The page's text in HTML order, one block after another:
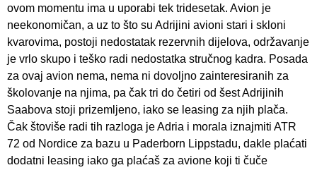
ovom momentu ima u uporabi tek tridesetak. Avion je
neekonomičan, a uz to što su Adrijini avioni stari i skloni
kvarovima, postoji nedostatak rezervnih dijelova, održavanje
je vrlo skupo i teško radi nedostatka stručnog kadra. Posada
za ovaj avion nema, nema ni dovoljno zainteresiranih za
školovanje na njima, pa čak tri do četiri od šest Adrijinih
Saabova stoji prizemljeno, iako se leasing za njih plača.
Čak štoviše radi tih razloga je Adria i morala iznajmiti ATR
72 od Nordice za bazu u Paderborn Lippstadu, dakle plaćati
dodatni leasing iako ga plaćaš za avione koji ti čuče